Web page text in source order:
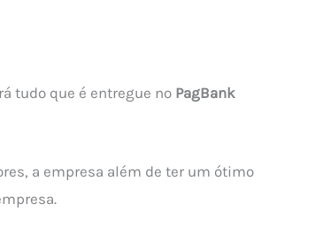
tudo que é entregue no PagBank
a empresa além de ter um ótimo